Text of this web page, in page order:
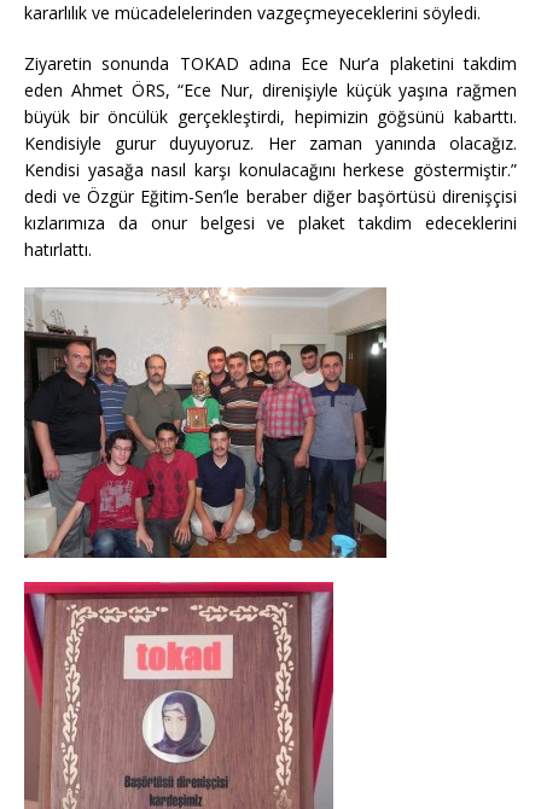
kararlılık ve mücadelelerinden vazgeçmeyeceklerini söyledi.
Ziyaretin sonunda TOKAD adına Ece Nur’a plaketini takdim
eden Ahmet ÖRS, “Ece Nur, direnişiyle küçük yaşına rağmen
büyük bir öncülük gerçekleştirdi, hepimizin göğsünü kabarttı.
Kendisiyle gurur duyuyoruz. Her zaman yanında olacağız.
Kendisi yasağa nasıl karşı konulacağını herkese göstermiştir.”
dedi ve Özgür Eğitim-Sen’le beraber diğer başörtüsü direnişçisi
kızlarımıza da onur belgesi ve plaket takdim edeceklerini
hatırlattı.